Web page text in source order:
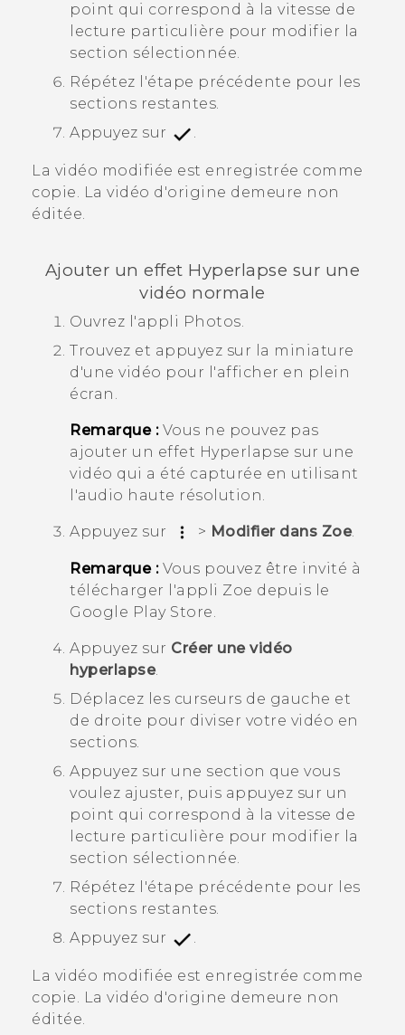
point qui correspond à la vitesse de
lecture particulière pour modifier la
section sélectionnée.
Répétez l'étape précédente pour les
sections restantes.
Appuyez sur
.
La vidéo modifiée est enregistrée comme
copie. La vidéo d'origine demeure non
éditée.
Ajouter un effet Hyperlapse sur une
vidéo normale
Ouvrez l'appli Photos.
Trouvez et appuyez sur la miniature
d'une vidéo pour l'afficher en plein
écran.
Remarque :Vous ne pouvez pas
ajouter un effet Hyperlapse sur une
vidéo qui a été capturée en utilisant
l'audio haute résolution.
Appuyez sur > Modifier dans Zoe.
Remarque :Vous pouvez être invité à
télécharger l'appli Zoe depuis le
Google Play Store.
Appuyez sur Créer une vidéo
hyperlapse.
Déplacez les curseurs de gauche et
de droite pour diviser votre vidéo en
sections.
Appuyez sur une section que vous
voulez ajuster, puis appuyez sur un
point qui correspond à la vitesse de
lecture particulière pour modifier la
section sélectionnée.
Répétez l'étape précédente pour les
sections restantes.
Appuyez sur
.
La vidéo modifiée est enregistrée comme
copie. La vidéo d'origine demeure non
éditée.